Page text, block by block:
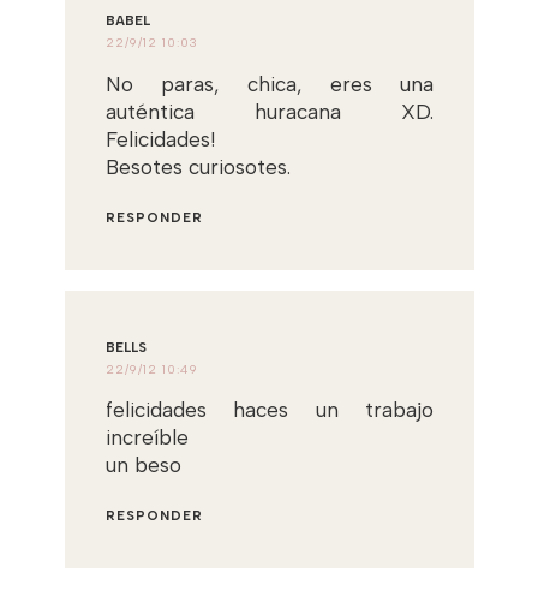
BABEL
22/9/12 10:03
No paras, chica, eres una
auténtica huracana XD.
Felicidades!
Besotes curiosotes.
RESPONDER
BELLS
22/9/12 10:49
felicidades haces un trabajo
increíble
un beso
RESPONDER